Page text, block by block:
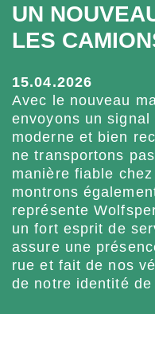
UN
LES
15.04.2026
Avec le nouveau
envoyons un
moderne et bien
ne transportons
manière fiable
montrons
représente
un fort esprit de
assure une
rue et fait de nos
de notre identité de